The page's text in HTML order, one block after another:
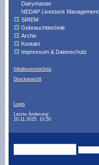
Dairymaster
NEDAP Livestock Management
SIREM
Gebrauchttechnik
Archiv
Kontakt
Impressum & Datenschutz
Inhaltsverzeichnis
Druckansicht
Login
Letzte Änderung:
20.11.2025, 10:50